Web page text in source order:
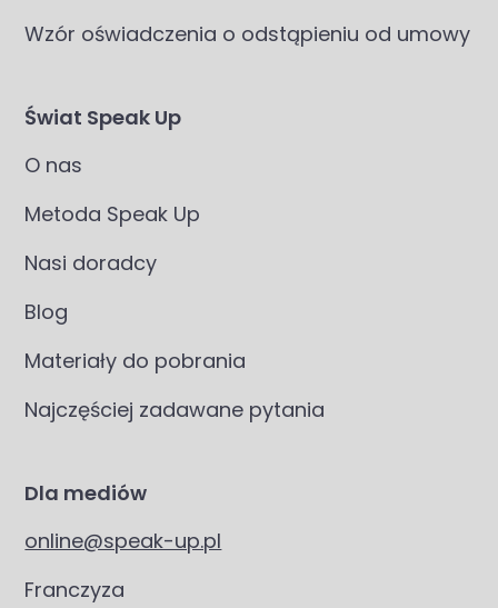
Wzór oświadczenia o odstąpieniu od umowy
Świat Speak Up
O nas
Metoda Speak Up
Nasi doradcy
Blog
Materiały do pobrania
Najczęściej zadawane pytania
Dla mediów
online@speak-up.pl
Franczyza